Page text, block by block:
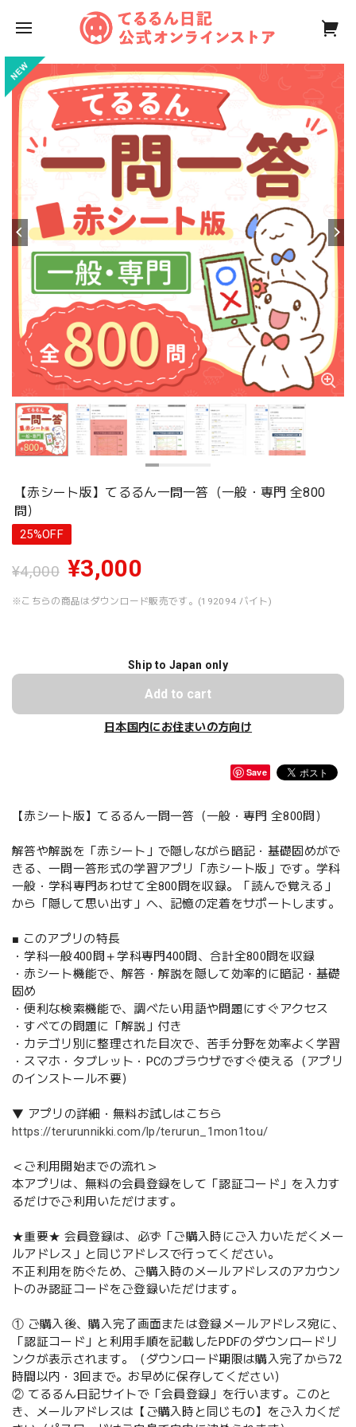
【赤シート版】てるるん一問一答（一般・専門 全800
問）
25%OFF
¥4,000 ¥3,000
※こちらの商品はダウンロード販売です。(192094 バイト)
Ship to Japan only
Add to cart
日本国内にお住まいの方向け
Save
【赤シート版】てるるん一問一答（一般・専門 全800問）
解答や解説を「赤シート」で隠しながら暗記・基礎固めがで
きる、一問一答形式の学習アプリ「赤シート版」です。学科
一般・学科専門あわせて全800問を収録。「読んで覚える」
から「隠して思い出す」へ、記憶の定着をサポートします。
■ このアプリの特長
・学科一般400問＋学科専門400問、合計全800問を収録
・赤シート機能で、解答・解説を隠して効率的に暗記・基礎
固め
・便利な検索機能で、調べたい用語や問題にすぐアクセス
・すべての問題に「解説」付き
・カテゴリ別に整理された目次で、苦手分野を効率よく学習
・スマホ・タブレット・PCのブラウザですぐ使える（アプリ
のインストール不要）
▼ アプリの詳細・無料お試しはこちら
https://terurunnikki.com/lp/terurun_1mon1tou/
＜ご利用開始までの流れ＞
本アプリは、無料の会員登録をして「認証コード」を入力す
るだけでご利用いただけます。
★重要★ 会員登録は、必ず「ご購入時にご入力いただくメー
ルアドレス」と同じアドレスで行ってください。
不正利用を防ぐため、ご購入時のメールアドレスのアカウン
トのみ認証コードをご登録いただけます。
① ご購入後、購入完了画面または登録メールアドレス宛に、
「認証コード」と利用手順を記載したPDFのダウンロードリ
ンクが表示されます。（ダウンロード期限は購入完了から72
時間以内・3回まで。お早めに保存してください）
② てるるん日記サイトで「会員登録」を行います。このと
き、メールアドレスは【ご購入時と同じもの】をご入力くだ